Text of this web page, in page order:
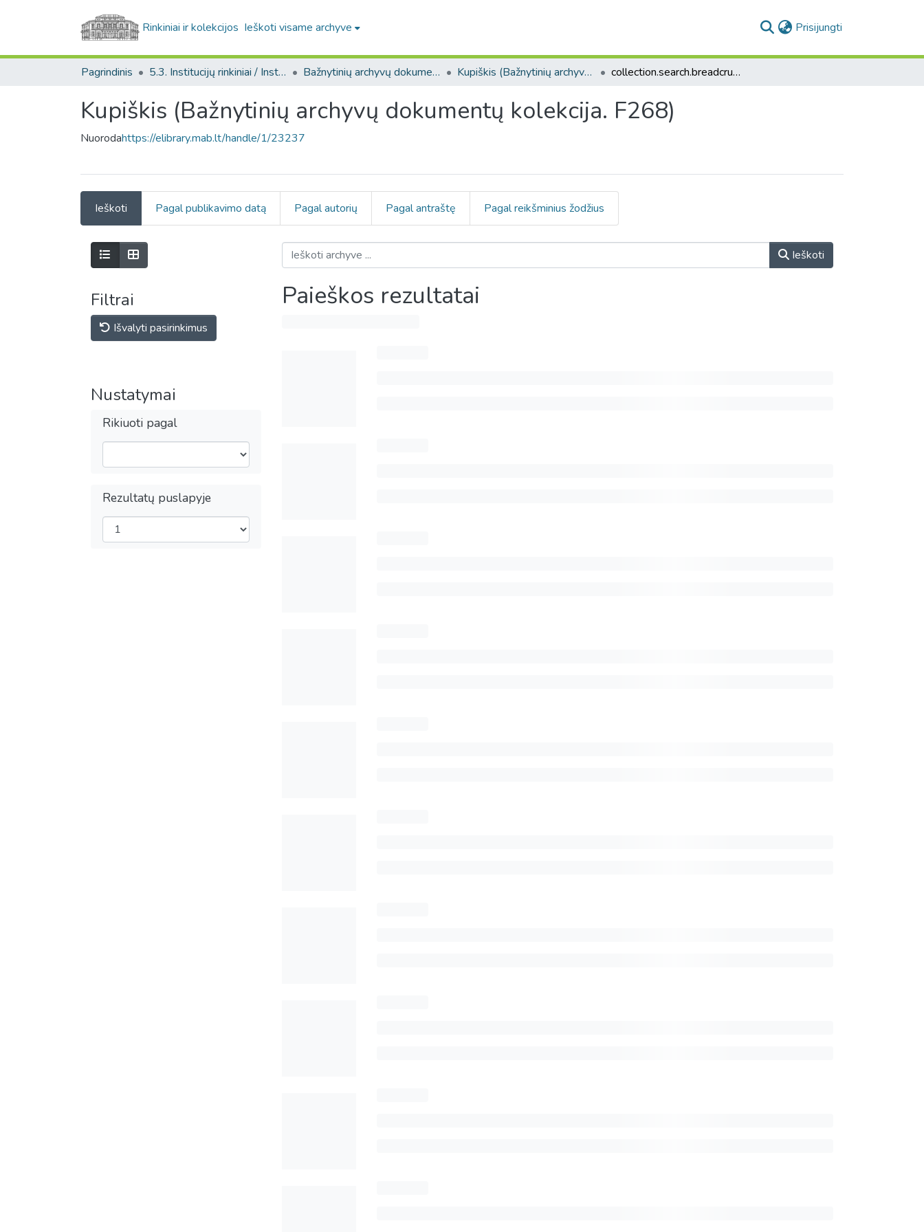
Rinkiniai ir kolekcijos Ieškoti visame archyve Prisijungti
Pagrindinis 5.3. Institucijų rinkiniai / Institutional collections Bažnytinių archyvų dokumentų kolekcija. F268 Kupiškis (Bažnytinių archyvų dokumentų kolekcija. F268) collection.search.breadcrumbs
Kupiškis (Bažnytinių archyvų dokumentų kolekcija. F268)
Nuorodahttps://elibrary.mab.lt/handle/1/23237
Ieškoti Pagal publikavimo datą Pagal autorių Pagal antraštę Pagal reikšminius žodžius
Filtrai
Išvalyti pasirinkimus
Nustatymai
Rikiuoti pagal
Rezultatų puslapyje
Ieškoti
Paieškos rezultatai